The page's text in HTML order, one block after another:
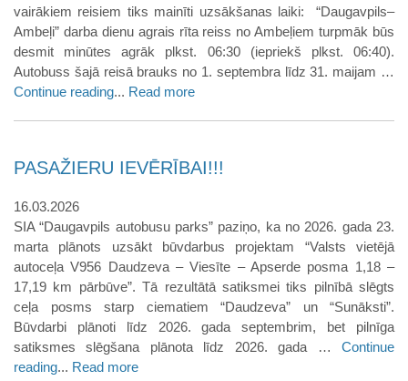
vairākiem reisiem tiks mainīti uzsākšanas laiki: “Daugavpils–
Ambeļi” darba dienu agrais rīta reiss no Ambeļiem turpmāk būs
desmit minūtes agrāk plkst. 06:30 (iepriekš plkst. 06:40).
Autobuss šajā reisā brauks no 1. septembra līdz 31. maijam …
Continue reading... Read more
PASAŽIERU IEVĒRĪBAI!!!
16.03.2026
SIA “Daugavpils autobusu parks” paziņo, ka no 2026. gada 23.
marta plānots uzsākt būvdarbus projektam “Valsts vietējā
autoceļa V956 Daudzeva – Viesīte – Apserde posma 1,18 –
17,19 km pārbūve”. Tā rezultātā satiksmei tiks pilnībā slēgts
ceļa posms starp ciematiem “Daudzeva” un “Sunāksti”.
Būvdarbi plānoti līdz 2026. gada septembrim, bet pilnīga
satiksmes slēgšana plānota līdz 2026. gada … Continue
reading... Read more